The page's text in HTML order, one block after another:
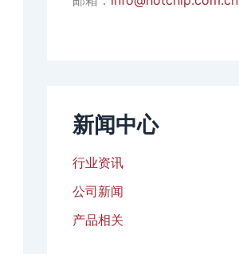
新闻中心
行业资讯
公司新闻
产品相关